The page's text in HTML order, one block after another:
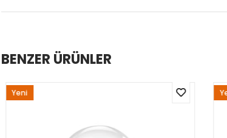
BENZER ÜRÜNLER
Yeni